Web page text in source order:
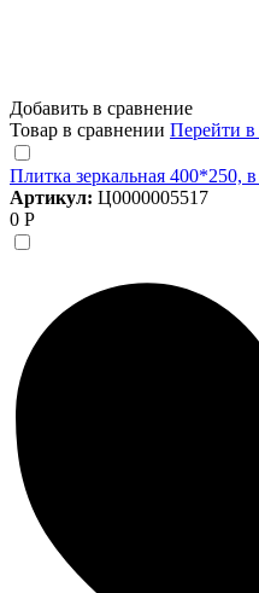
Добавить в сравнение
Товар в сравнении Перейти в
Плитка зеркальная 400*250,
Артикул: Ц0000005517
0 Р